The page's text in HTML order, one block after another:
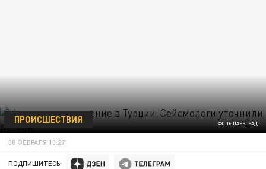
ФОТО: ЦАРЬГРАД
ПРОИСШЕСТВИЯ
08 ФЕВРАЛЯ 10:27
ПОДПИШИТЕСЬ: